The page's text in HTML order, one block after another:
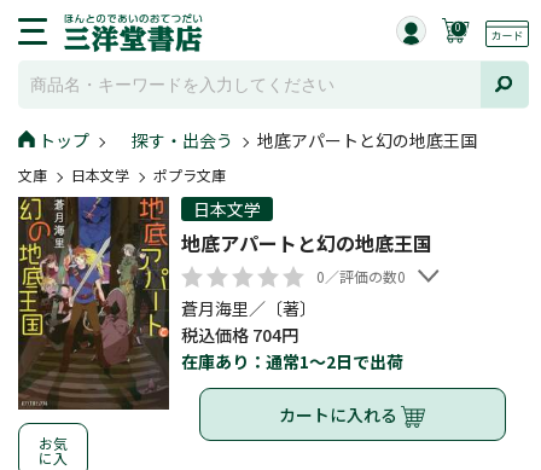
0
トップ 探す・出会う 地底アパートと幻の地底王国
文庫 日本文学 ポプラ文庫
お気
に入
日本文学
地底アパートと幻の地底王国
0／評価の数0
蒼月海里／〔著〕
税込価格 704円
在庫あり：通常1～2日で出荷
カートに入れる